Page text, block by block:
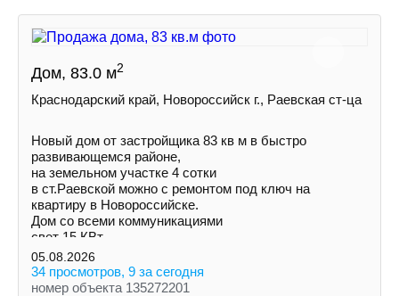
Дом, 83.0 м2
Краснодарский край, Новороссийск г., Раевская ст-ца
Новый дом от застройщика 83 кв м в быстро
развивающемся районе,
на земельном участке 4 сотки
в ст.Раевской можно с ремонтом под ключ на
квартиру в Новороссийске.
Дом со всеми коммуникациями
свет 15 КВт
индивидуальная скважина
септик
05.08.2026
34 просмотров, 9 за сегодня
номер объекта 135272201